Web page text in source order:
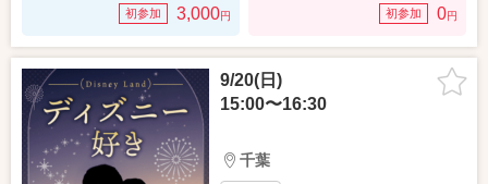
初参加 3,000円 初参加 0円
9/20(日)
15:00〜16:30
千葉